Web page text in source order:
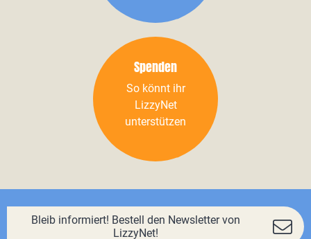
Spenden
So könnt ihr
LizzyNet
unterstützen
Bleib informiert! Bestell den Newsletter von
LizzyNet!